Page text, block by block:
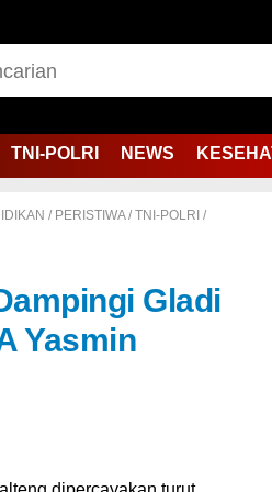
TNI-POLRI NEWS
/ PERISTIWA/ TNI-POLRI /
Gladi
Yasmin